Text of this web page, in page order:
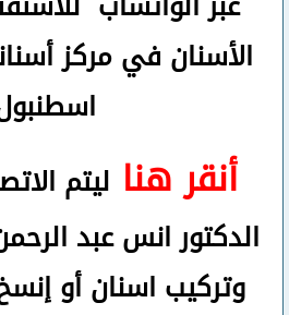
الأسنان في مركز
اسطنبول
أنقر هنا ليتم
الدكتور انس عبد
وتركيب اسنانأو